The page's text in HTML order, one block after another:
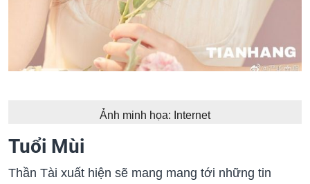
Ảnh minh họa: Internet
Tuổi Mùi
Thần Tài xuất hiện sẽ mang mang tới những tin